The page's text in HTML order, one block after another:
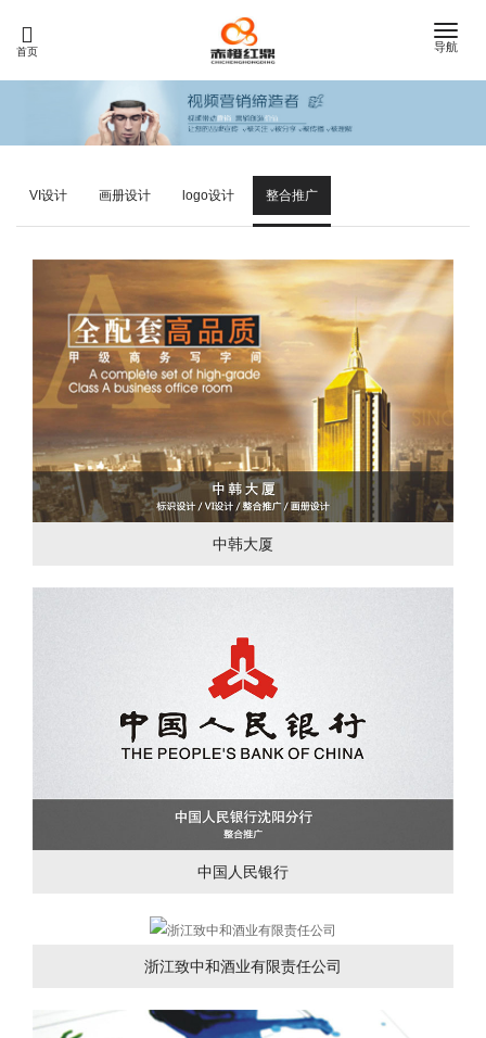
首页
Toggle
导航
VI设计 画册设计 logo设计 整合推广
中韩大厦
中国人民银行
浙江致中和酒业有限责任公司